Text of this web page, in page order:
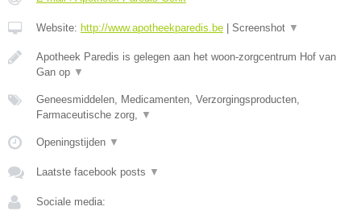
Website: http://www.apotheekparedis.be Screenshot ▼
Apotheek Paredis is gelegen aan het woon-zorgcentrum Hof van
Gan op ▼
Geneesmiddelen, Medicamenten, Verzorgingsproducten,
Farmaceutische zorg,
▼
Openingstijden ▼
Laatste facebook posts ▼
Sociale media: